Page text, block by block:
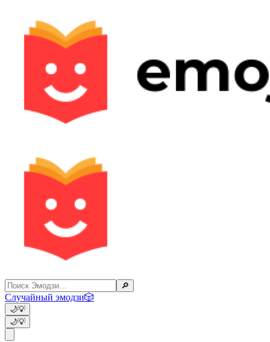
🔎
Случайный эмодзи🎲
🌙💡
🌙💡